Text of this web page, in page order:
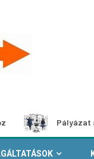
Pályázat a nemek